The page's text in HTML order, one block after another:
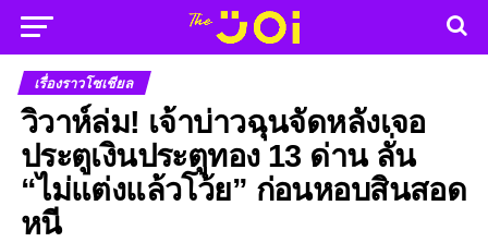
เรื่องราวโซเชียล
วิวาห์ล่ม! เจ้าบ่าวฉุนจัดหลังเจอ
ประตูเงินประตูทอง 13 ด่าน ลั่น
“ไม่แต่งแล้วโว้ย” ก่อนหอบสินสอด
หนี